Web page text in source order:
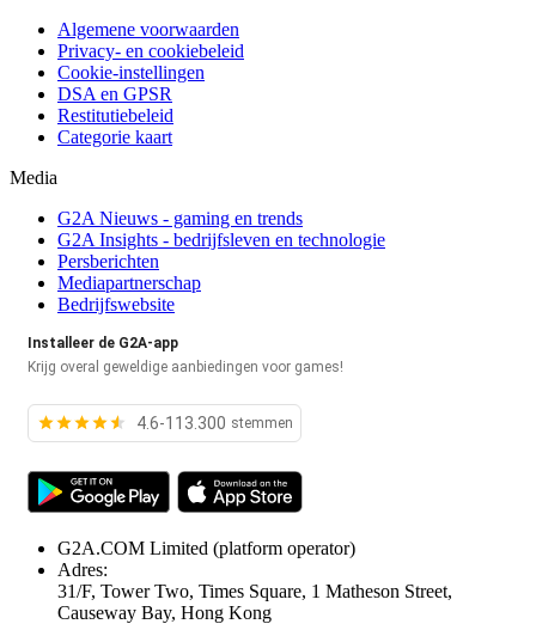
Algemene voorwaarden
Privacy- en cookiebeleid
Cookie-instellingen
DSA en GPSR
Restitutiebeleid
Categorie kaart
Media
G2A Nieuws - gaming en trends
G2A Insights - bedrijfsleven en technologie
Persberichten
Mediapartnerschap
Bedrijfswebsite
Installeer de G2A-app
Krijg overal geweldige aanbiedingen voor games!
4.6-113.300 stemmen
G2A.COM Limited (platform operator)
Adres:
31/F, Tower Two, Times Square, 1 Matheson Street,
Causeway Bay, Hong Kong